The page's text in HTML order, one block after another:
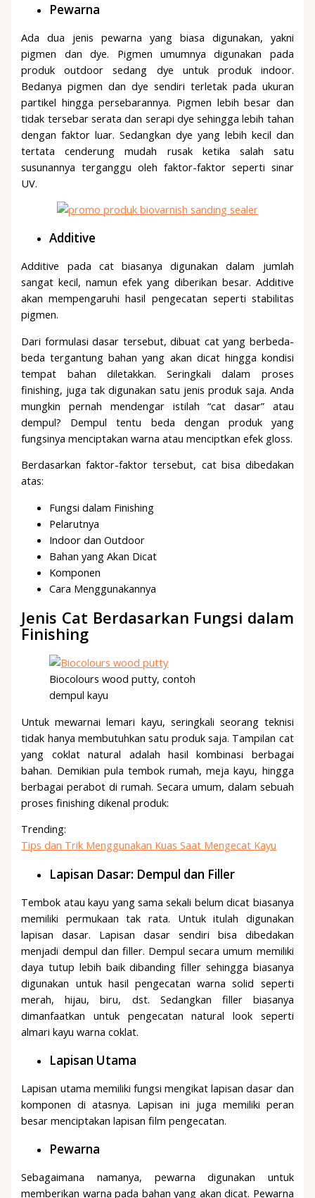
Pewarna
Ada dua jenis pewarna yang biasa digunakan, yakni
pigmen dan dye. Pigmen umumnya digunakan pada
produk outdoor sedang dye untuk produk indoor.
Bedanya pigmen dan dye sendiri terletak pada ukuran
partikel hingga persebarannya. Pigmen lebih besar dan
tidak tersebar serata dan serapi dye sehingga lebih tahan
dengan faktor luar. Sedangkan dye yang lebih kecil dan
tertata cenderung mudah rusak ketika salah satu
susunannya terganggu oleh faktor-faktor seperti sinar
UV.
Additive
Additive pada cat biasanya digunakan dalam jumlah
sangat kecil, namun efek yang diberikan besar. Additive
akan mempengaruhi hasil pengecatan seperti stabilitas
pigmen.
Dari formulasi dasar tersebut, dibuat cat yang berbeda-
beda tergantung bahan yang akan dicat hingga kondisi
tempat bahan diletakkan. Seringkali dalam proses
finishing, juga tak digunakan satu jenis produk saja. Anda
mungkin pernah mendengar istilah “cat dasar” atau
dempul? Dempul tentu beda dengan produk yang
fungsinya menciptakan warna atau menciptkan efek gloss.
Berdasarkan faktor-faktor tersebut, cat bisa dibedakan
atas:
Fungsi dalam Finishing
Pelarutnya
Indoor dan Outdoor
Bahan yang Akan Dicat
Komponen
Cara Menggunakannya
Jenis Cat Berdasarkan Fungsi dalam
Finishing
Biocolours wood putty, contoh
dempul kayu
Untuk mewarnai lemari kayu, seringkali seorang teknisi
tidak hanya membutuhkan satu produk saja. Tampilan cat
yang coklat natural adalah hasil kombinasi berbagai
bahan. Demikian pula tembok rumah, meja kayu, hingga
berbagai perabot di rumah. Secara umum, dalam sebuah
proses finishing dikenal produk:
Trending:
Tips dan Trik Menggunakan Kuas Saat Mengecat Kayu
Lapisan Dasar: Dempul dan Filler
Tembok atau kayu yang sama sekali belum dicat biasanya
memiliki permukaan tak rata. Untuk itulah digunakan
lapisan dasar. Lapisan dasar sendiri bisa dibedakan
menjadi dempul dan filler. Dempul secara umum memiliki
daya tutup lebih baik dibanding filler sehingga biasanya
digunakan untuk hasil pengecatan warna solid seperti
merah, hijau, biru, dst. Sedangkan filler biasanya
dimanfaatkan untuk pengecatan natural look seperti
almari kayu warna coklat.
Lapisan Utama
Lapisan utama memiliki fungsi mengikat lapisan dasar dan
komponen di atasnya. Lapisan ini juga memiliki peran
besar menciptakan lapisan film pengecatan.
Pewarna
Sebagaimana namanya, pewarna digunakan untuk
memberikan warna pada bahan yang akan dicat. Pewarna